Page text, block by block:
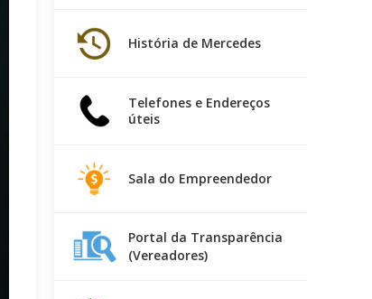
História de Mercedes
Telefones e Endereços
úteis
Sala do Empreendedor
Portal da Transparência
(Vereadores)